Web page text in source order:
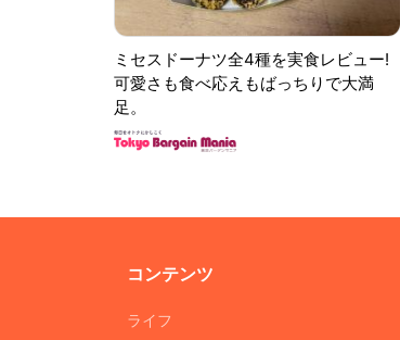
ミセスドーナツ全4種を実食レビュー!
可愛さも食べ応えもばっちりで大満
足。
コンテンツ
ライフ